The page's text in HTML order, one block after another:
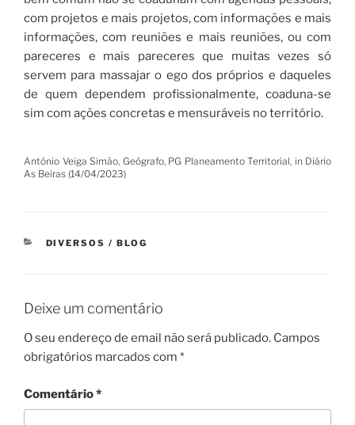
com projetos e mais projetos, com informações e mais
informações, com reuniões e mais reuniões, ou com
pareceres e mais pareceres que muitas vezes só
servem para massajar o ego dos próprios e daqueles
de quem dependem profissionalmente, coaduna-se
sim com ações concretas e mensuráveis no território.
António Veiga Simão, Geógrafo, PG Planeamento Territorial, in Diário
As Beiras (14/04/2023)
CATEGORIAS
DIVERSOS / BLOG
Deixe um comentário
O seu endereço de email não será publicado. Campos
obrigatórios marcados com *
Comentário*